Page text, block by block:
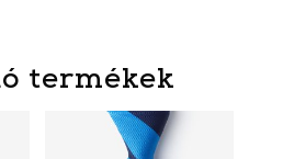
termékek